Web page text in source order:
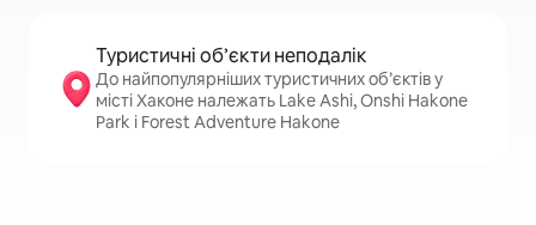
Туристичні об’єкти неподалік
До найпопулярніших туристичних об’єктів у
місті Хаконе належать Lake Ashi, Onshi Hakone
Park і Forest Adventure Hakone